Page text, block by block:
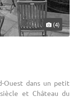
(4)
Ouest dans un petit
et Château du